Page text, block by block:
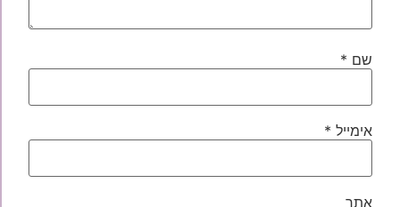
שם *
אימייל *
אתר